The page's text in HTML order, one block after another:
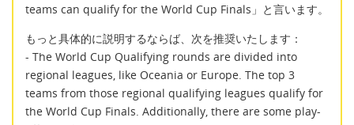
teams can qualify for the World Cup Finals」と言います。
もっと具体的に説明するならば、次を推奨いたします：
- The World Cup Qualifying rounds are divided into
regional leagues, like Oceania or Europe. The top 3
teams from those regional qualifying leagues qualify for
the World Cup Finals. Additionally, there are some play-